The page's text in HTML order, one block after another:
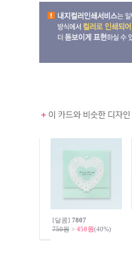
[달콤] 7807
750원> 450원(40%)